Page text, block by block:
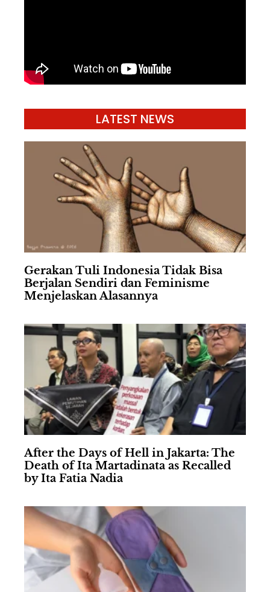
LATEST NEWS
Gerakan Tuli Indonesia Tidak Bisa
Berjalan Sendiri dan Feminisme
Menjelaskan Alasannya
After the Days of Hell in Jakarta: The
Death of Ita Martadinata as Recalled
by Ita Fatia Nadia